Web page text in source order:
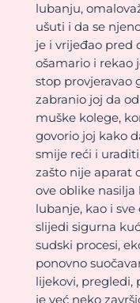
lubanju,
ušuti i da se
je i vrijeđao pred
ošamario i rekao
stop provjeravao
zabranio joj da
muške kolege,
govorio joj kako
smije reći i
zašto nije aparat
ove oblike
lubanje, kao i
slijedi sigurna
sudski procesi,
ponovno
lijekovi, pregledi,
je već neko